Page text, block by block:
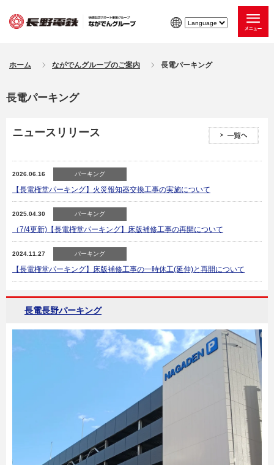
ホーム ながでんグループのご案内 長電パーキング
長電パーキング
ニュースリリース
2026.06.16 パーキング
【長電権堂パーキング】火災報知器交換工事の実施について
2025.04.30 パーキング
（7/4更新)【長電権堂パーキング】床版補修工事の再開について
2024.11.27 パーキング
【長電権堂パーキング】床版補修工事の一時休工(延伸)と再開について
長電長野パーキング